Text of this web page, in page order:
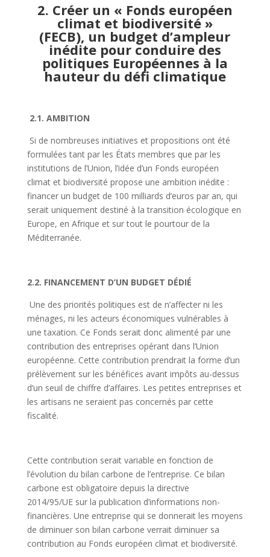
2. Créer un « Fonds européen
climat et biodiversité »
(FECB), un budget d’ampleur
inédite pour conduire des
politiques Européennes à la
hauteur du défi climatique
2.1. AMBITION
Si de nombreuses initiatives et propositions ont été
formulées tant par les États membres que par les
institutions de l’Union, l’idée d’un Fonds européen
climat et biodiversité propose une ambition inédite :
financer un budget de 100 milliards d’euros par an, qui
serait uniquement destiné à la transition écologique en
Europe, en Afrique et sur tout le pourtour de la
Méditerranée.
2.2. FINANCEMENT D’UN BUDGET DÉDIÉ
Une des priorités politiques est de n’affecter ni les
ménages, ni les acteurs économiques vulnérables à
une taxation. Ce Fonds serait donc alimenté par une
contribution des entreprises opérant dans l’Union
européenne. Cette contribution prendrait la forme d’un
prélèvement sur les bénéfices avant impôts au-dessus
d’un seuil de chiffre d’affaires. Les petites entreprises et
les artisans ne seraient pas concernés par cette
fiscalité.
Cette contribution serait variable en fonction de
l’évolution du bilan carbone de l’entreprise. Ce bilan
carbone est obligatoire depuis la directive
2014/95/UE sur la publication d’informations non-
financières. Une entreprise qui se donnerait les moyens
de diminuer son bilan carbone verrait diminuer sa
contribution au Fonds européen climat et biodiversité.